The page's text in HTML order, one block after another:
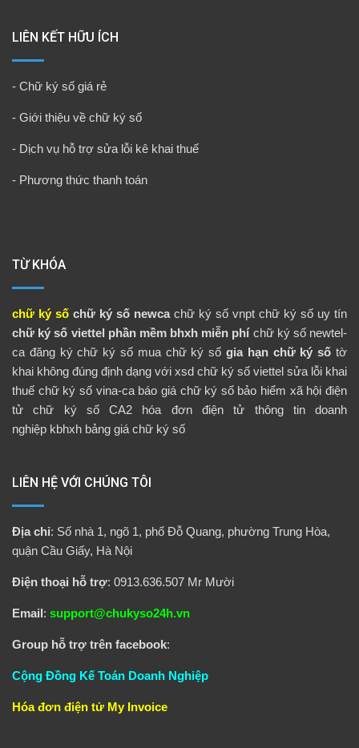
LIÊN KẾT HỮU ÍCH
- Chữ ký số giá rẻ
- Giới thiệu về chữ ký số
- Dịch vụ hỗ trợ sửa lỗi kê khai thuế
- Phương thức thanh toán
TỪ KHÓA
chữ ký số chữ ký số newca chữ ký số vnpt chữ ký số uy tín
chữ ký số viettel phần mềm bhxh miễn phí chữ ký số newtel-
ca đăng ký chữ ký số mua chữ ký số gia hạn chữ ký số tờ
khai không đúng định dạng với xsd chữ ký số viettel sửa lỗi khai
thuế chữ ký số vina-ca báo giá chữ ký số bảo hiểm xã hội điện
tử
chữ ký số CA2 hóa đơn điện tử
thông tin doanh
nghiệp kbhxh bảng giá chữ ký số
LIÊN HỆ VỚI CHÚNG TÔI
Địa chỉ: Số nhà 1, ngõ 1, phố Đỗ Quang, phường Trung Hòa,
quận Cầu Giấy, Hà Nội
Điện thoại hỗ trợ: 0913.636.507 Mr Mười
Email: support@chukyso24h.vn
Group hỗ trợ trên facebook:
Cộng Đồng Kế Toán Doanh Nghiệp
Hóa đơn điện tử My Invoice